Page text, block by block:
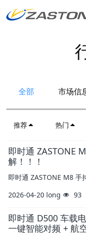
全部 市场信
推荐 热门
即时通 ZASTONE
解！！！
即时通 ZASTONE M8 手
2026-04-20 long 93
即时通 D500 车载
一键智能对频 + 航